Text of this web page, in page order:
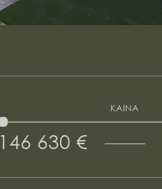
KAINA
146 630 €